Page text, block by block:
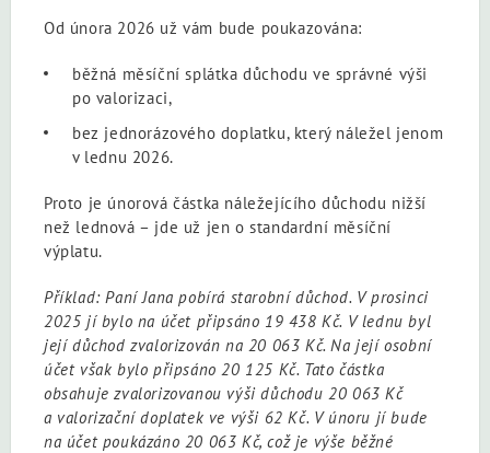
Od února 2026 už vám bude poukazována:
běžná měsíční splátka důchodu ve správné výši
po valorizaci,
bez jednorázového doplatku, který náležel jenom
v lednu 2026.
Proto je únorová částka náležejícího důchodu nižší
než lednová – jde už jen o standardní měsíční
výplatu.
Příklad: Paní Jana pobírá starobní důchod. V prosinci
2025 jí bylo na účet připsáno 19 438 Kč. V lednu byl
její důchod zvalorizován na 20 063 Kč. Na její osobní
účet však bylo připsáno 20 125 Kč. Tato částka
obsahuje zvalorizovanou výši důchodu 20 063 Kč
a valorizační doplatek ve výši 62 Kč. V únoru jí bude
na účet poukázáno 20 063 Kč, což je výše běžné